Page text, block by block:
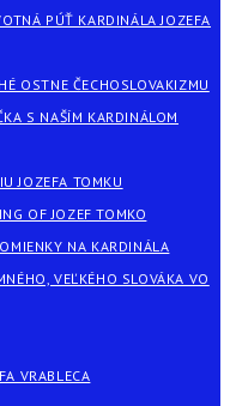
PÚŤ KARDINÁLA JOZEFA
OSTNE ČECHOSLOVAKIZMU
S NAŠÍM KARDINÁLOM
JOZEFA TOMKU
OF JOZEF TOMKO
NA KARDINÁLA
VEĽKÉHO SLOVÁKA VO
VRABLECA